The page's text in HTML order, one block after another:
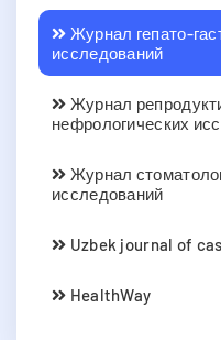
Журнал гепато-
исследований
Журнал
нефрологических
Журнал
исследований
Uzbek journal of
HealthWay